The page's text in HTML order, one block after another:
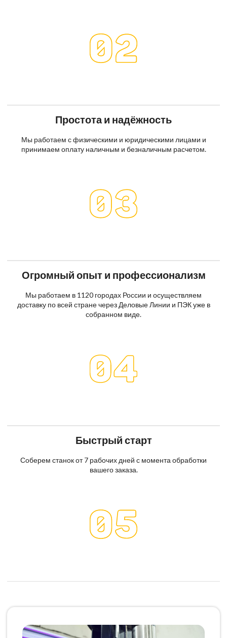
Простота и надёжность
Мы работаем с физическими и юридическими лицами и
принимаем оплату наличным и безналичным расчетом.
Огромный опыт и профессионализм
Мы работаем в 1120 городах России и осуществляем
доставку по всей стране через Деловые Линии и ПЭК уже в
собранном виде.
Быстрый старт
Соберем станок от 7 рабочих дней с момента обработки
вашего заказа.